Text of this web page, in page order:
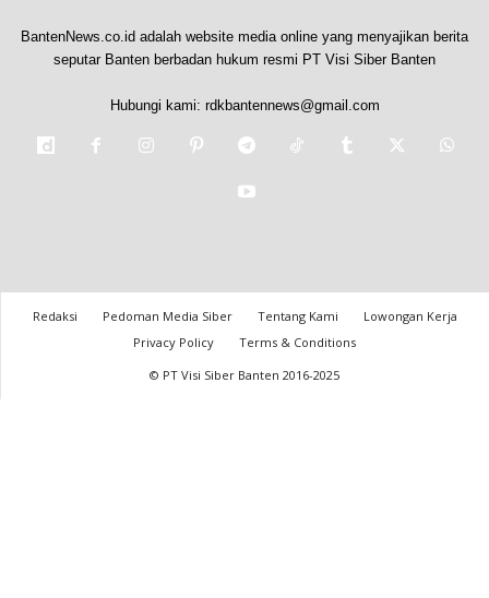
BantenNews.co.id adalah website media online yang menyajikan berita
seputar Banten berbadan hukum resmi PT Visi Siber Banten
Hubungi kami: rdkbantennews@gmail.com
Redaksi Pedoman Media Siber Tentang Kami
Lowongan Kerja
Privacy Policy
Terms & Conditions
© PT Visi Siber Banten 2016-2025